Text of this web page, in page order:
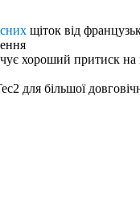
щіток від
хороший притиск на
для більшої